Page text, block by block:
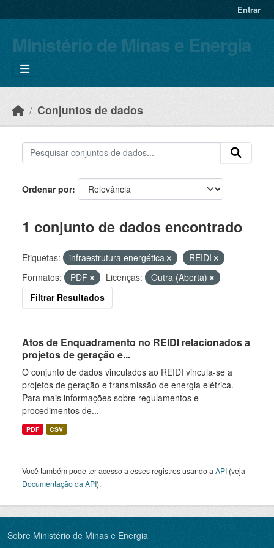
Entrar
Ministério de Minas e Energia
Conjuntos de dados
Ordenar por
1 conjunto de dados encontrado
Etiquetas: infraestrutura energética
REIDI
Formatos:
PDF Licenças:
Outra (Aberta)
Filtrar Resultados
Atos de Enquadramento no REIDI relacionados a
projetos de geração e...
O conjunto de dados vinculados ao REIDI vincula-se a
projetos de geração e transmissão de energia elétrica.
Para mais informações sobre regulamentos e
procedimentos de...
PDF CSV
Você também pode ter acesso a esses registros usando a API (veja
Documentação da API).
Sobre Ministério de Minas e Energia